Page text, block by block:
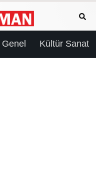
Genel Kültür Sanat